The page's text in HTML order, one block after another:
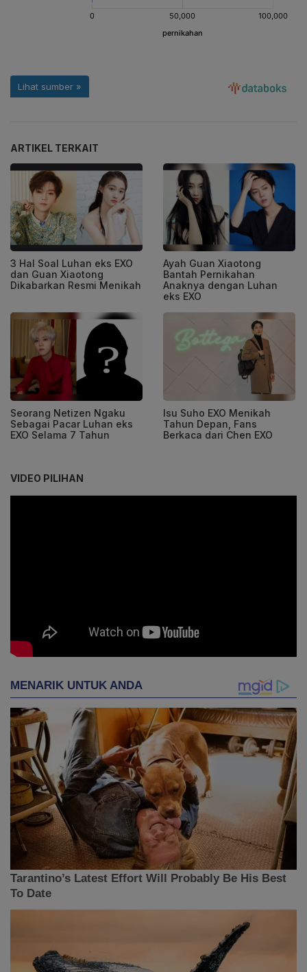
ARTIKEL TERKAIT
3 Hal Soal Luhan eks EXO
dan Guan Xiaotong
Dikabarkan Resmi Menikah
Ayah Guan Xiaotong
Bantah Pernikahan
Anaknya dengan Luhan
eks EXO
Seorang Netizen Ngaku
Sebagai Pacar Luhan eks
EXO Selama 7 Tahun
Isu Suho EXO Menikah
Tahun Depan, Fans
Berkaca dari Chen EXO
VIDEO PILIHAN